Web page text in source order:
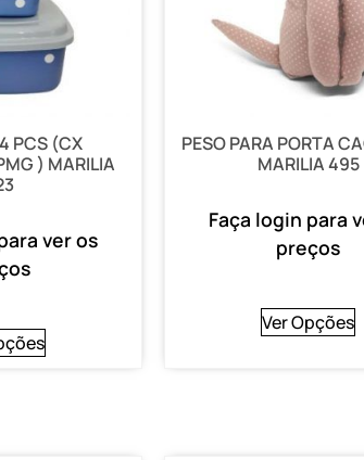
PCS (CX
) MARILIA
ver os
PESO PARA PORTA
MARILIA 495
Faça login para
preços
Ver Opções